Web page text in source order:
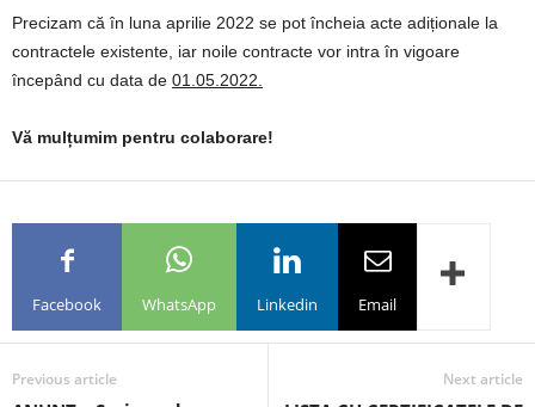
Precizam că în luna aprilie 2022 se pot încheia acte adiționale la
contractele existente, iar noile contracte vor intra în vigoare
începând cu data de 01.05.2022.
Vă mulțumim pentru colaborare!
Facebook WhatsApp Linkedin Email
Previous article Next article